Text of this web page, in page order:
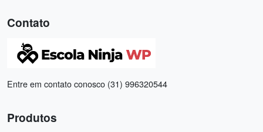
Contato
Entre em contato conosco (31) 996320544
Produtos